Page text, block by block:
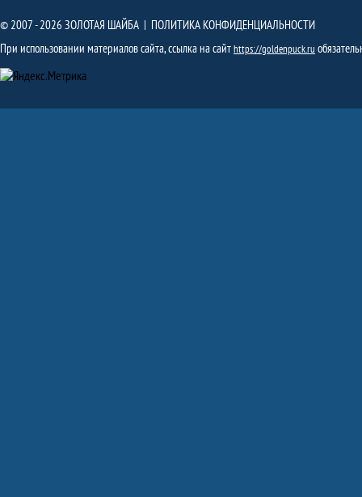
© 2007 - 2026 ЗОЛОТАЯ ШАЙБА | ПОЛИТИКА КОНФИДЕНЦИАЛЬНОСТИ
При использовании материалов сайта, ссылка на сайтhttps://goldenpuck.ru